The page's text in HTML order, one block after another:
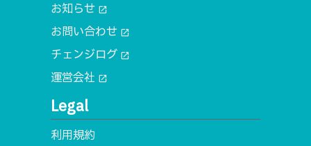
お知らせ open_in_new
お問い合わせ open_in_new
チェンジログ open_in_new
運営会社 open_in_new
Legal
利用規約